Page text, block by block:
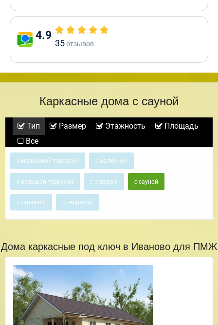
4.9
35отзывов
Каркасные дома с сауной
Тип Размер Этажность
Площадь
Все
с маленькой террасой с балконом
с большой террасой с эркером с сауной
с гаражом с террасой
Дома каркасные под ключ в Иваново для ПМЖ